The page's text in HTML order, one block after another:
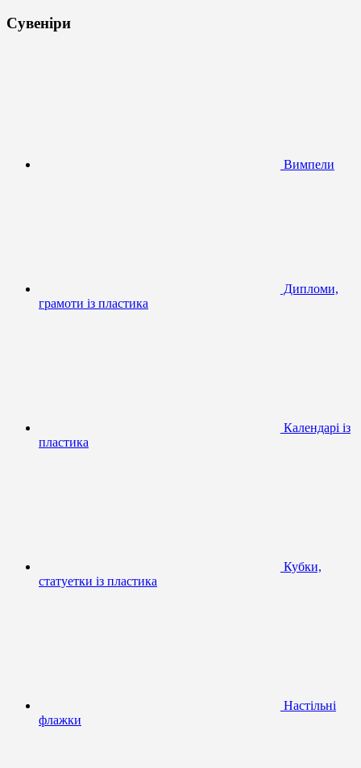
Сувеніри
Вимпели
Дипломи,
грамоти із пластика
Календарі із
пластика
Кубки,
статуетки із пластика
Настільні
флажки